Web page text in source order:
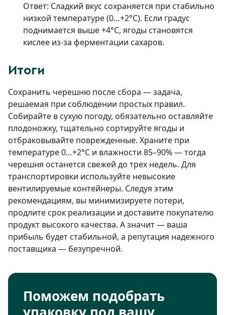
Ответ: Сладкий вкус сохраняется при стабильно
низкой температуре (0…+2°C). Если градус
поднимается выше +4°C, ягоды становятся
кислее из-за ферментации сахаров.
Итоги
Сохранить черешню после сбора — задача,
решаемая при соблюдении простых правил.
Собирайте в сухую погоду, обязательно оставляйте
плодоножку, тщательно сортируйте ягоды и
отбраковывайте поврежденные. Храните при
температуре 0…+2°C и влажности 85–90% — тогда
черешня останется свежей до трех недель. Для
транспортировки используйте невысокие
вентилируемые контейнеры. Следуя этим
рекомендациям, вы минимизируете потери,
продлите срок реализации и доставите покупателю
продукт высокого качества. А значит — ваша
прибыль будет стабильной, а репутация надежного
поставщика — безупречной.
Поможем подобрать